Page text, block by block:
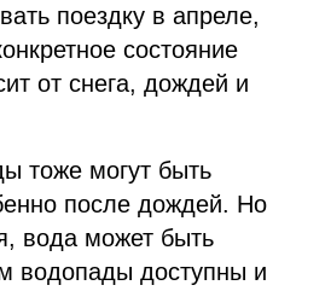
поездку в апреле,
состояние
от снега, дождей и
тоже могут быть
после дождей. Но
вода может быть
водопады доступны и